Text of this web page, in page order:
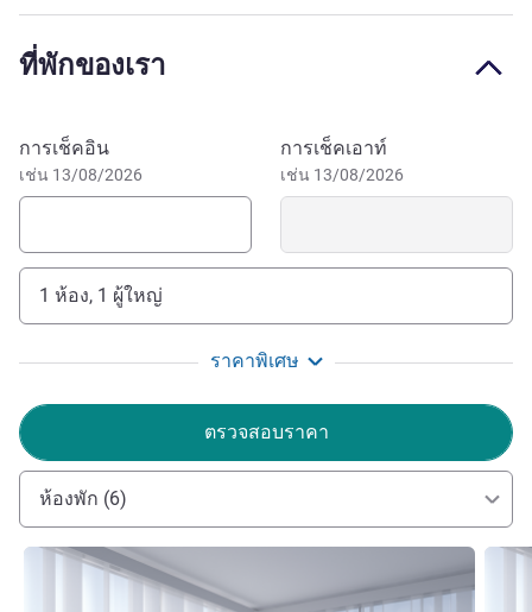
ที่พักของเรา
จองโรงแรมนี้
การเช็คอิน
เช่น 13/08/2026
การเช็คเอาท์
เช่น 13/08/2026
1 ห้อง, 1 ผู้ใหญ่
ราคาพิเศษ
ตรวจสอบราคา
ห้องพัก (6)
ดูรายละเอียด ดูราย